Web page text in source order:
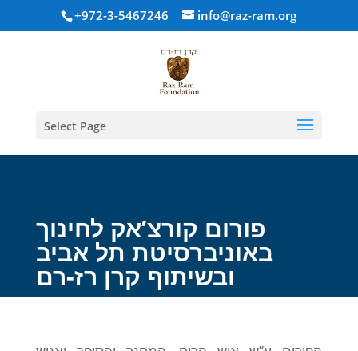
+972-3-5467246 info@raz-ram.org
Select Page
פורום קורצ’אק לחינוך
באוניברסיטת תל אביב
ובשיתוף קרן רז-רם